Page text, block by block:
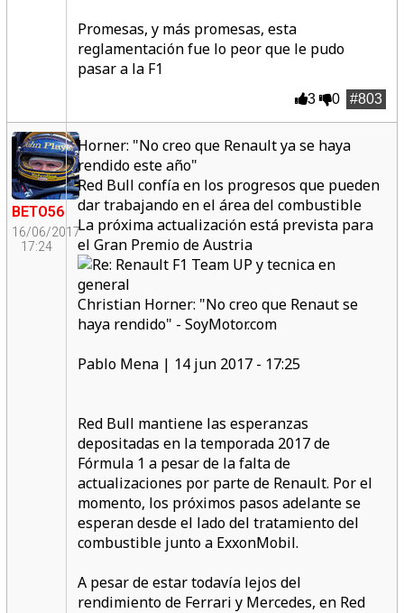
Promesas, y más promesas, esta
reglamentación fue lo peor que le pudo
pasar a la F1
#803
3 0
BETO56
16/06/2017
17:24
Horner: "No creo que Renault ya se haya
rendido este año"
Red Bull confía en los progresos que pueden
dar trabajando en el área del combustible
La próxima actualización está prevista para
el Gran Premio de Austria
Christian Horner: "No creo que Renaut se
haya rendido" - SoyMotor.com
Pablo Mena | 14 jun 2017 - 17:25
Red Bull mantiene las esperanzas
depositadas en la temporada 2017 de
Fórmula 1 a pesar de la falta de
actualizaciones por parte de Renault. Por el
momento, los próximos pasos adelante se
esperan desde el lado del tratamiento del
combustible junto a ExxonMobil.
A pesar de estar todavía lejos del
rendimiento de Ferrari y Mercedes, en Red